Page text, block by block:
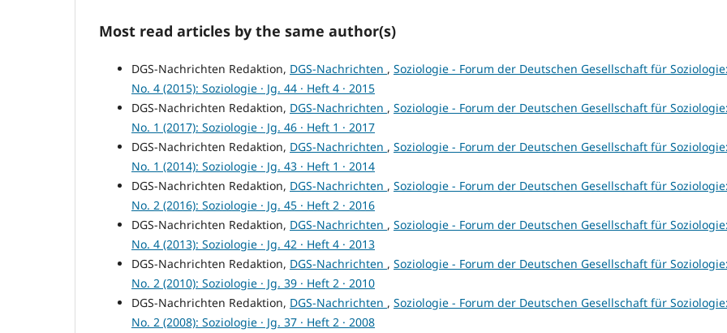
Most read articles by the same author(s)
DGS-Nachrichten Redaktion, DGS-Nachrichten , Soziologie - Forum der Deutschen Gesellschaft für Soziologie:
No. 4 (2015): Soziologie · Jg. 44 · Heft 4 · 2015
DGS-Nachrichten Redaktion, DGS-Nachrichten , Soziologie - Forum der Deutschen Gesellschaft für Soziologie:
No. 1 (2017): Soziologie · Jg. 46 · Heft 1 · 2017
DGS-Nachrichten Redaktion, DGS-Nachrichten , Soziologie - Forum der Deutschen Gesellschaft für Soziologie:
No. 1 (2014): Soziologie · Jg. 43 · Heft 1 · 2014
DGS-Nachrichten Redaktion, DGS-Nachrichten , Soziologie - Forum der Deutschen Gesellschaft für Soziologie:
No. 2 (2016): Soziologie · Jg. 45 · Heft 2 · 2016
DGS-Nachrichten Redaktion, DGS-Nachrichten , Soziologie - Forum der Deutschen Gesellschaft für Soziologie:
No. 4 (2013): Soziologie · Jg. 42 · Heft 4 · 2013
DGS-Nachrichten Redaktion, DGS-Nachrichten , Soziologie - Forum der Deutschen Gesellschaft für Soziologie:
No. 2 (2010): Soziologie · Jg. 39 · Heft 2 · 2010
DGS-Nachrichten Redaktion, DGS-Nachrichten , Soziologie - Forum der Deutschen Gesellschaft für Soziologie:
No. 2 (2008): Soziologie · Jg. 37 · Heft 2 · 2008